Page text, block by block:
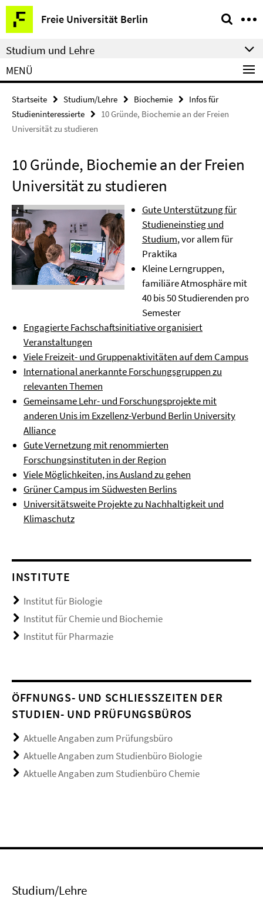
Springe
direkt
zu
Inhalt
Freie Universität Berlin
Service-
Navigation
Studium und Lehre
MENÜ
Startseite Studium/Lehre Biochemie
Infos für
Studieninteressierte
10 Gründe, Biochemie an der Freien
Universität zu studieren
10 Gründe, Biochemie an der Freien
Universität zu studieren
Gute Unterstützung für
Studieneinstieg und
Studium, vor allem für
Praktika
Kleine Lerngruppen,
familiäre Atmosphäre mit
40 bis 50 Studierenden pro
Semester
Engagierte Fachschaftsinitiative organisiert
Veranstaltungen
Viele Freizeit- und Gruppenaktivitäten auf dem Campus
International anerkannte Forschungsgruppen zu
relevanten Themen
Gemeinsame Lehr- und Forschungsprojekte mit
anderen Unis im Exzellenz-Verbund Berlin University
Alliance
Gute Vernetzung mit renommierten
Forschungsinstituten in der Region
Viele Möglichkeiten, ins Ausland zu gehen
Grüner Campus im Südwesten Berlins
Universitätsweite Projekte zu Nachhaltigkeit und
Klimaschutz
INSTITUTE
Institut für Biologie
Institut für Chemie und Biochemie
Institut für Pharmazie
ÖFFNUNGS- UND SCHLIESSZEITEN DER S
TUDIEN- UND PRÜFUNGSBÜROS
Aktuelle Angaben zum Prüfungsbüro
Aktuelle Angaben zum Studienbüro Biologie
Aktuelle Angaben zum Studienbüro Chemie
Studium/Lehre